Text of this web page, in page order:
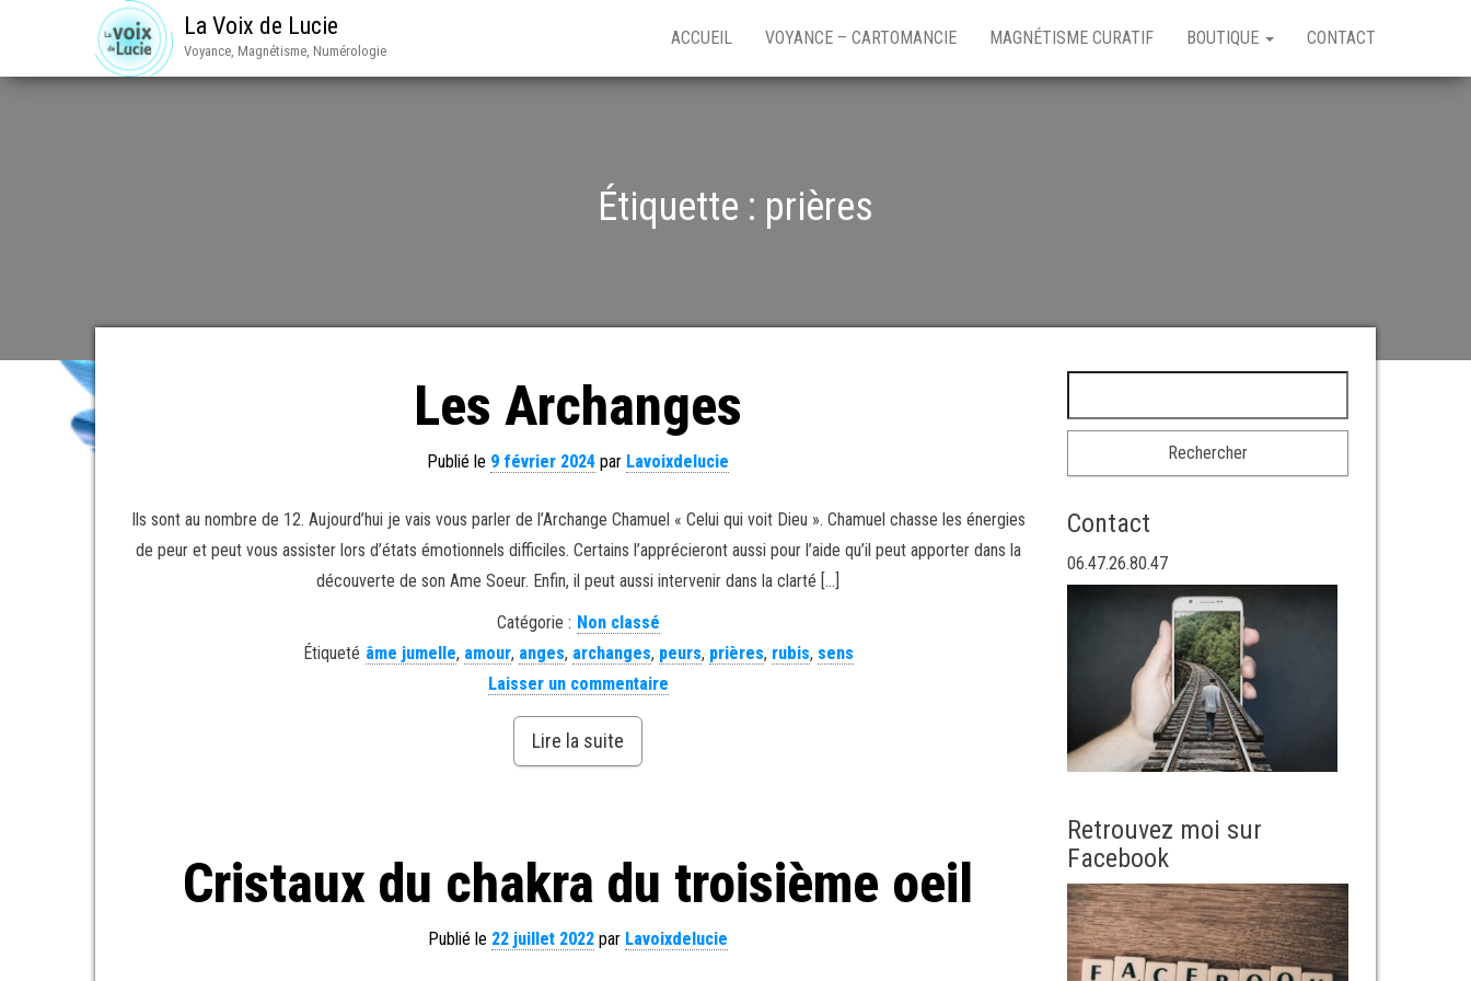
La Voix de Lucie
Voyance, Magnétisme, Numérologie
ACCUEIL VOYANCE – CARTOMANCIE MAGNÉTISME CURATIF BOUTIQUE CONTACT
Étiquette : prières
Les Archanges
Publié le 9 février 2024 par Lavoixdelucie
Ils sont au nombre de 12. Aujourd’hui je vais vous parler de l’Archange Chamuel « Celui qui voit Dieu ». Chamuel chasse les énergies
de peur et peut vous assister lors d’états émotionnels difficiles. Certains l’apprécieront aussi pour l’aide qu’il peut apporter dans la
découverte de son Ame Soeur. Enfin, il peut aussi intervenir dans la clarté […]
Catégorie : Non classé
Étiqueté âme jumelle, amour, anges, archanges, peurs, prières, rubis, sens
Laisser un commentaire
Lire la suite
Cristaux du chakra du troisième oeil
Publié le 22 juillet 2022 par Lavoixdelucie
Contact
06.47.26.80.47
Retrouvez moi sur
Facebook